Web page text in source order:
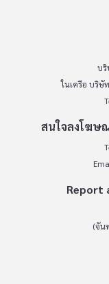
บริ
ในเครือ บริษั
สนใจลงโฆษ
Report
(จัน